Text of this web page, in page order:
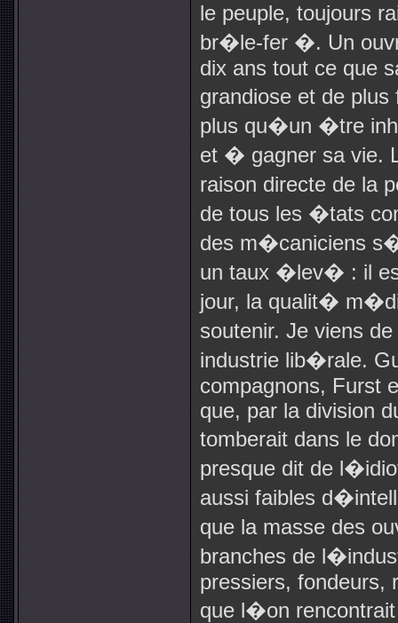
le peuple, toujours
br�le-fer �. Un
dix ans tout ce que
grandiose et de
plus qu�un �tre
et � gagner sa vie.
raison directe de la
de tous les �tats
des m�caniciens
un taux �lev� : il
jour, la qualit�
soutenir. Je viens
industrie lib�rale.
compagnons, Furst
que, par la division
tomberait dans le
presque dit de
aussi faibles
que la masse des
branches de
pressiers, fondeurs,
que l�on